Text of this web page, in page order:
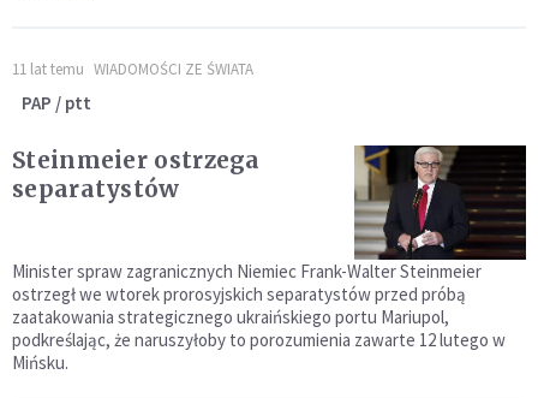
11 lat temu WIADOMOŚCI ZE ŚWIATA
PAP / ptt
Steinmeier ostrzega
separatystów
Minister spraw zagranicznych Niemiec Frank-Walter Steinmeier
ostrzegł we wtorek prorosyjskich separatystów przed próbą
zaatakowania strategicznego ukraińskiego portu Mariupol,
podkreślając, że naruszyłoby to porozumienia zawarte 12 lutego w
Mińsku.